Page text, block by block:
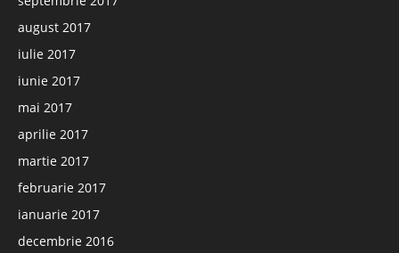
august 2017
iulie 2017
iunie 2017
mai 2017
aprilie 2017
martie 2017
februarie 2017
ianuarie 2017
decembrie 2016